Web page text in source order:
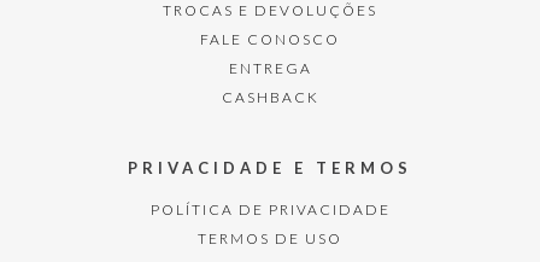
TROCAS E DEVOLUÇÕES
FALE CONOSCO
ENTREGA
CASHBACK
PRIVACIDADE E TERMOS
POLÍTICA DE PRIVACIDADE
TERMOS DE USO